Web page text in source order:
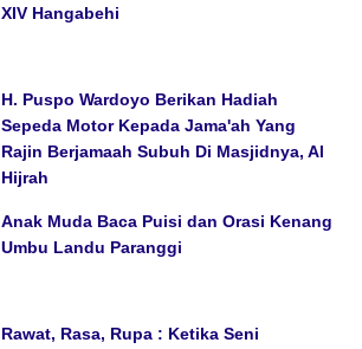
XIV Hangabehi
H. Puspo Wardoyo Berikan Hadiah
Sepeda Motor Kepada Jama'ah Yang
Rajin Berjamaah Subuh Di Masjidnya, Al
Hijrah
Anak Muda Baca Puisi dan Orasi Kenang
Umbu Landu Paranggi
Rawat, Rasa, Rupa : Ketika Seni